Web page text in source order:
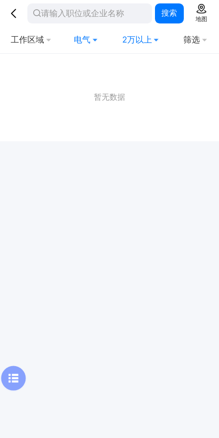
搜索
地图
工作区域 电气 2万以上 筛选
暂无数据